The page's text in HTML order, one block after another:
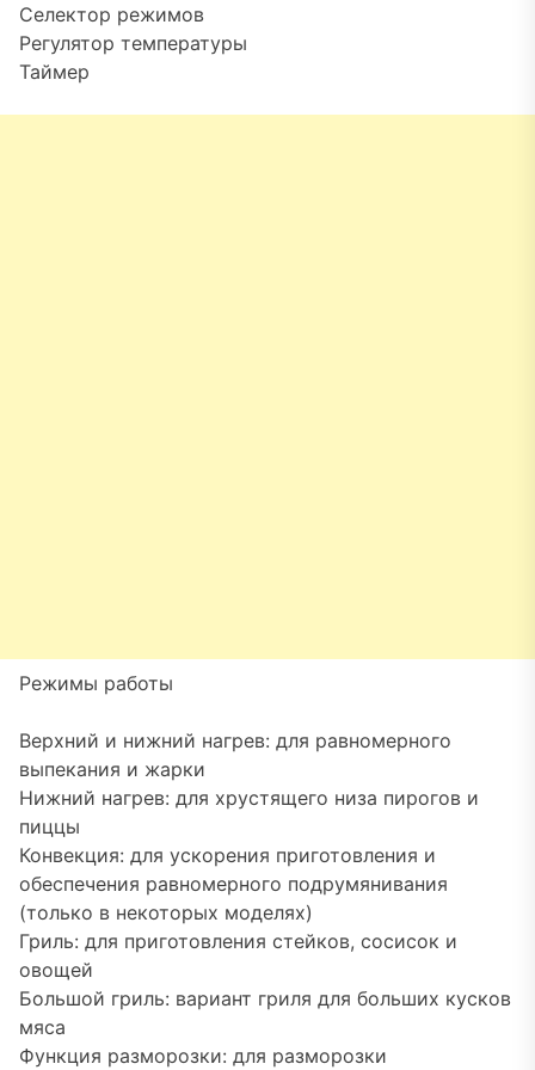
Селектор режимов
Регулятор температуры
Таймер
Режимы работы
Верхний и нижний нагрев: для равномерного
выпекания и жарки
Нижний нагрев: для хрустящего низа пирогов и
пиццы
Конвекция: для ускорения приготовления и
обеспечения равномерного подрумянивания
(только в некоторых моделях)
Гриль: для приготовления стейков, сосисок и
овощей
Большой гриль: вариант гриля для больших кусков
мяса
Функция разморозки: для разморозки